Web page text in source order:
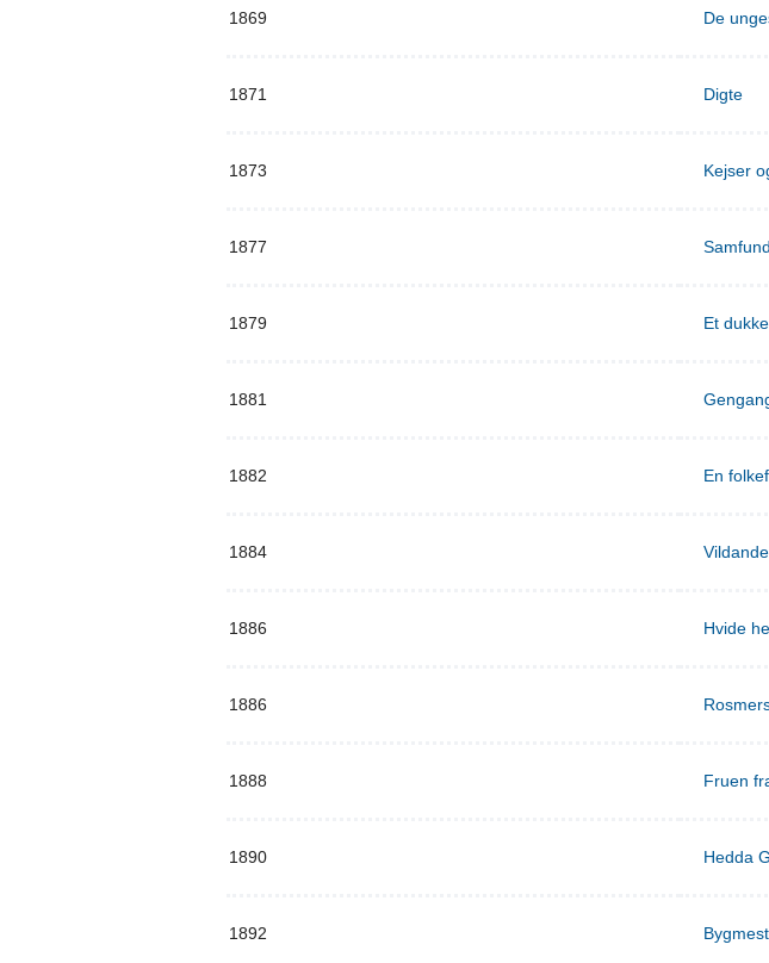
1869 De
1871 Digte
1873 Kejser
1877
1879 Et
1881
1882 En
1884
1886 Hvide
1886
1888 Fruen
1890 Hedda
1892